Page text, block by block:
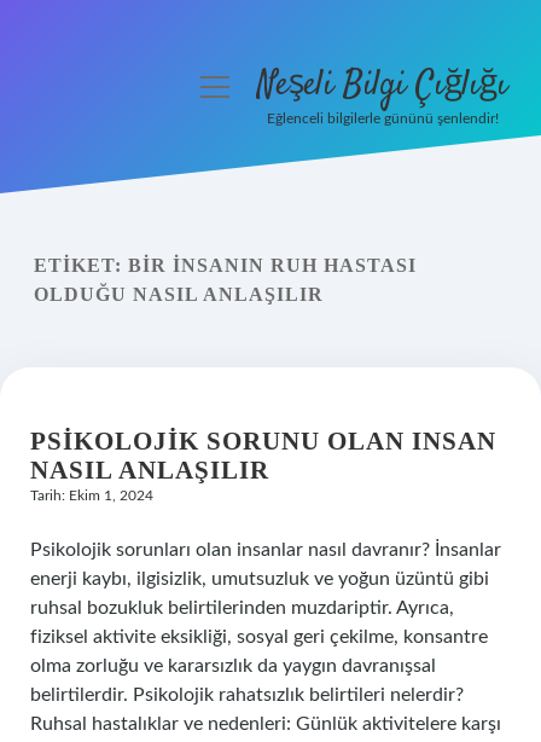
Yasal Uyarı
menüyüNeşeli Bilgi Çığlığı
Eğlenceli bilgilerle gününü şenlendir!
ETIKET: BIR INSANIN RUH HASTASI
OLDUĞU NASIL ANLAŞILIR
PSIKOLOJIK SORUNU OLAN INSAN
NASIL ANLAŞILIR
Tarih: Ekim 1, 2024
Psikolojik sorunları olan insanlar nasıl davranır? İnsanlar
enerji kaybı, ilgisizlik, umutsuzluk ve yoğun üzüntü gibi
ruhsal bozukluk belirtilerinden muzdariptir. Ayrıca,
fiziksel aktivite eksikliği, sosyal geri çekilme, konsantre
olma zorluğu ve kararsızlık da yaygın davranışsal
belirtilerdir. Psikolojik rahatsızlık belirtileri nelerdir?
Ruhsal hastalıklar ve nedenleri: Günlük aktivitelere karşı